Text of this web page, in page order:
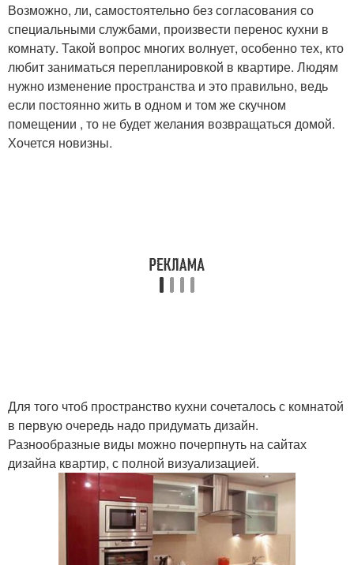
Возможно, ли, самостоятельно без согласования со
специальными службами, произвести перенос кухни в
комнату. Такой вопрос многих волнует, особенно тех, кто
любит заниматься перепланировкой в квартире. Людям
нужно изменение пространства и это правильно, ведь
если постоянно жить в одном и том же скучном
помещении , то не будет желания возвращаться домой.
Хочется новизны.
Для того чтоб пространство кухни сочеталось с комнатой
в первую очередь надо придумать дизайн.
Разнообразные виды можно почерпнуть на сайтах
дизайна квартир, с полной визуализацией.